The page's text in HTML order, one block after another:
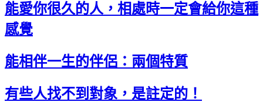
能愛你很久的人，相處時一定會給你這種
感覺
能相伴一生的伴侶：兩個特質
有些人找不到對象，是註定的！